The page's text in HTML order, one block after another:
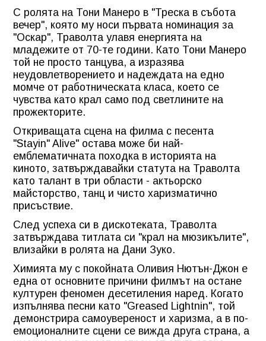
С ролята на Тони Манеро в "Треска в събота
вечер", която му носи първата номинация за
"Оскар", Траволта улавя енергията на
младежите от 70-те години. Като Тони Манеро
той не просто танцува, а изразява
неудовлетворението и надеждата на едно
момче от работническата класа, което се
чувства като крал само под светлините на
прожекторите.
Откриващата сцена на филма с песента
"Stayin" Alive" остава може би най-
емблематичната походка в историята на
киното, затвърждавайки статута на Траволта
като талант в три области - актьорско
майсторство, танц и чисто харизматично
присъствие.
След успеха си в дискотеката, Траволта
затвърждава титлата си "крал на мюзикълите",
влизайки в ролята на Дани Зуко.
Химията му с покойната Оливия Нютън-Джон е
една от основните причини филмът на остане
културен феномен десетиления наред. Когато
изпълнява песни като "Greased Lightnin", той
демонстрира самоувереност и харизма, а в по-
емоционалните сцени се вижда друга страна, а